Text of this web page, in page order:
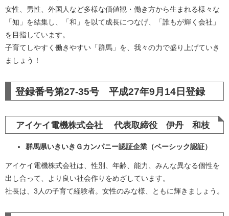
女性、男性、外国人など多様な価値観・働き方から生まれる様々な
「知」を結集し、「和」を以て成長につなげ、「誰もが輝く会社」
を目指しています。
子育てしやすく働きやすい「群馬」を、我々の力で盛り上げていき
ましょう！
登録番号第27-35号 平成27年9月14日登録
アイケイ電機株式会社 代表取締役 伊丹 和枝
群馬県いきいきＧカンパニー認証企業（ベーシック認証）
アイケイ電機株式会社は、性別、年齢、能力、みんな異なる個性を
出し合って、より良い社会作りをめざしています。
社長は、3人の子育て経験者。女性のみな様、ともに輝きましょう。